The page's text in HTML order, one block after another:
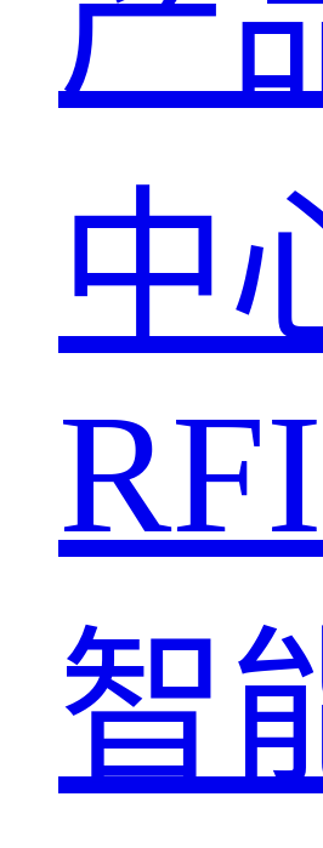
中
智